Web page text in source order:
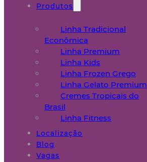
Produtos
Linha Tradicional
Econômica
Linha Premium
Linha Kids
Linha Frozen Grego
Linha Gelato Premium
Cremes Tropicais do
Brasil
Linha Fitness
Localização
Blog
Vagas